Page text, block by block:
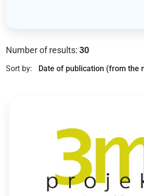
Number of results: 30
Sort by: